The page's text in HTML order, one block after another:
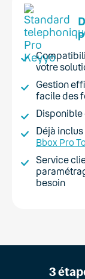
votre
Gestion
facile des
Disponible
Déjà
Bbox Pro
Service
besoin
3